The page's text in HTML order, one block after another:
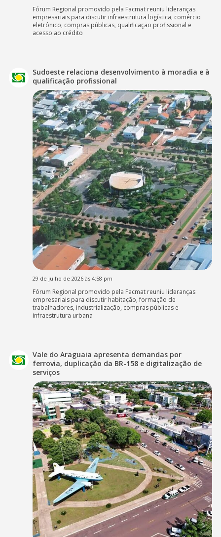
Fórum Regional promovido pela Facmat reuniu lideranças
empresariais para discutir infraestrutura logística, comércio
eletrônico, compras públicas, qualificação profissional e
acesso ao crédito
Sudoeste relaciona desenvolvimento à moradia e à
qualificação profissional
29 de julho de 2026 às 4:58 pm
Fórum Regional promovido pela Facmat reuniu lideranças
empresariais para discutir habitação, formação de
trabalhadores, industrialização, compras públicas e
infraestrutura urbana
Vale do Araguaia apresenta demandas por
ferrovia, duplicação da BR-158 e digitalização de
serviços